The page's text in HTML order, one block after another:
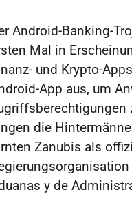
Android-Banking-
Mal in
und Krypto-
App aus, um
die
Zanubis als
y de